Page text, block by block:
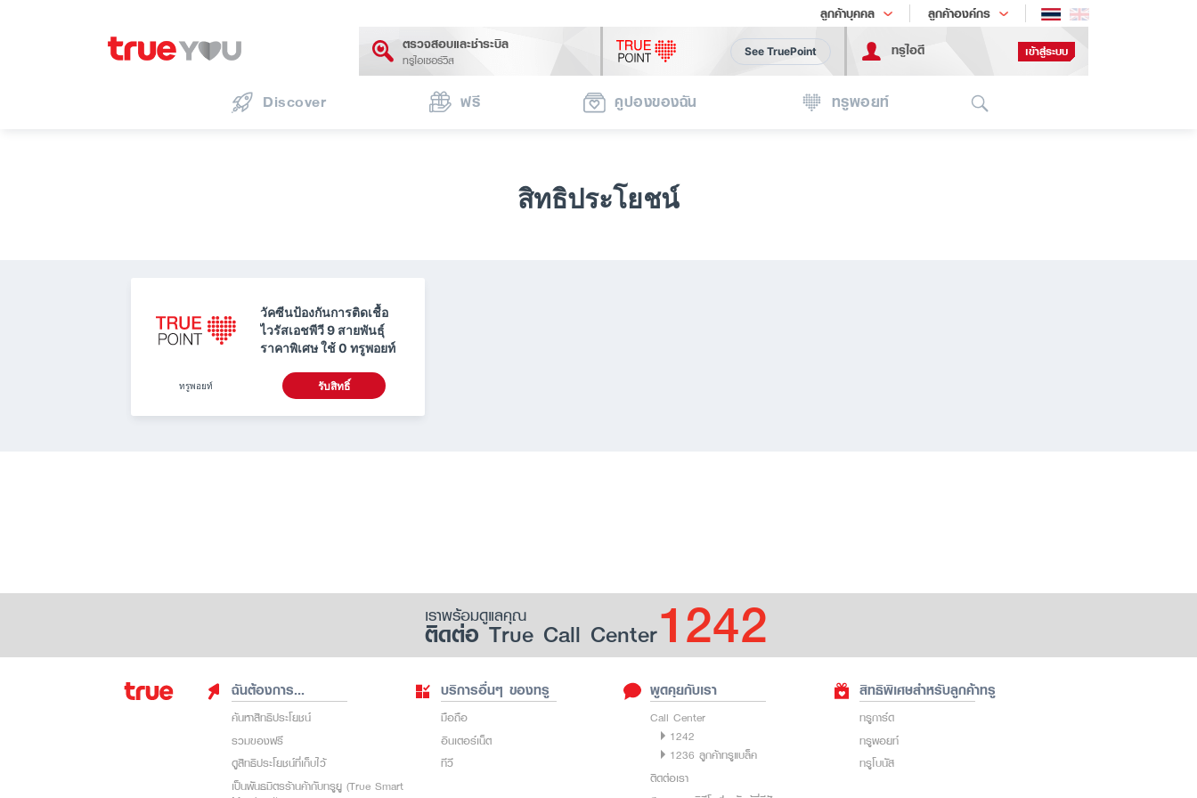
ลูกค้าบุคคล ลูกค้าองค์กร
เทรนด์เทคโนโลยี
ตรวจสอบและชำระบิล
ทรูไอเซอร์วิส
See TruePoint ทรูไอดี เข้าสู่ระบบ
Discover ฟรี คูปองของฉัน ทรูพอยท์
สิทธิประโยชน์
วัคซีนป้องกันการติดเชื้อ
ไวรัสเอชพีวี 9 สายพันธุ์
ราคาพิเศษ ใช้ 0 ทรูพอยท์
ทรูพอยท์ รับสิทธิ์
เราพร้อมดูแลคุณ
ติดต่อ True Call Center1242
ฉันต้องการ...
ค้นหาสิทธิประโยชน์
รวมของฟรี
ดูสิทธิประโยชน์ที่เก็บไว้
เป็นพันธมิตรร้านค้ากับทรูยู (True Smart
บริการอื่นๆ ของทรู
มือถือ
อินเตอร์เน็ต
ทีวี
พูดคุยกับเรา
Call Center
1242
1236 ลูกค้าทรูแบล็ค
ติดต่อเรา
สิทธิพิเศษสำหรับลูกค้าทรู
ทรูการ์ด
ทรูพอยท์
ทรูโบนัส